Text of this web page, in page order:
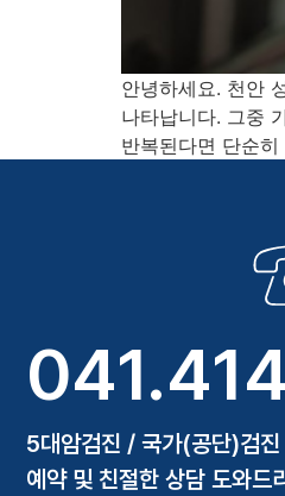
안녕하세요. 천안
나타납니다. 그중
반복된다면 단순
5대암검진 / 국가(공단)검
예약 및 친절한 상담 도와드